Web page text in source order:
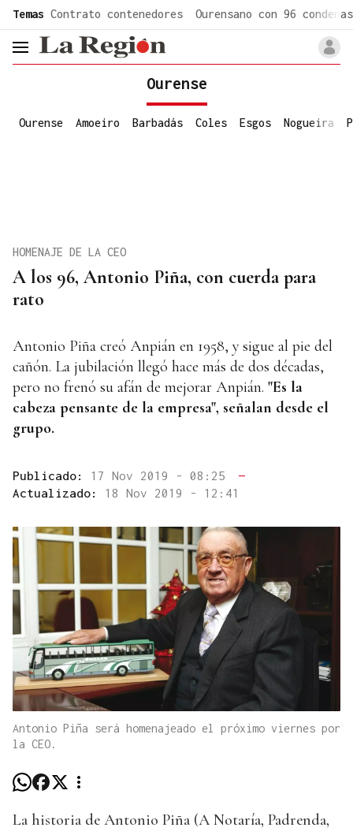
Temas Contrato contenedores Ourensano con 96 condenas
header.menu.open
Ourense
Ourense Amoeiro Barbadás Coles Esgos Nogueira
A los 96, Antonio Piña, con cuerda para
rato
HOMENAJE DE LA CEO
Antonio Piña creó Anpián en 1958, y sigue al pie del
cañón. La jubilación llegó hace más de dos décadas,
pero no frenó su afán de mejorar Anpián. "Es la
cabeza pensante de la empresa", señalan desde el
grupo.
Publicado: 17 Nov 2019 - 08:25
—
Actualizado: 18 Nov 2019 - 12:41
Antonio Piña será homenajeado el próximo viernes por
la CEO.
La historia de Antonio Piña (A Notaría, Padrenda,